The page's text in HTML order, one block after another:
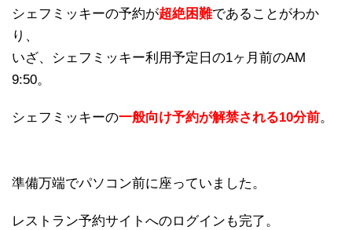
シェフミッキーの予約が超絶困難であることがわか
り、
いざ、シェフミッキー利用予定日の1ヶ月前のAM
9:50。
シェフミッキーの一般向け予約が解禁される10分前。
準備万端でパソコン前に座っていました。
レストラン予約サイトへのログインも完了。